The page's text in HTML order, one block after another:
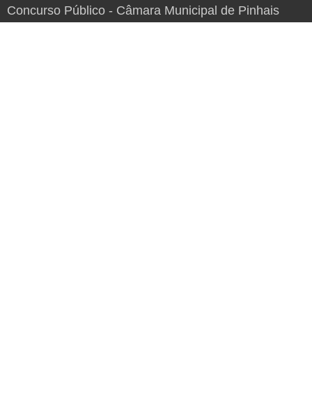
Concurso Público - Câmara Municipal de Pinhais